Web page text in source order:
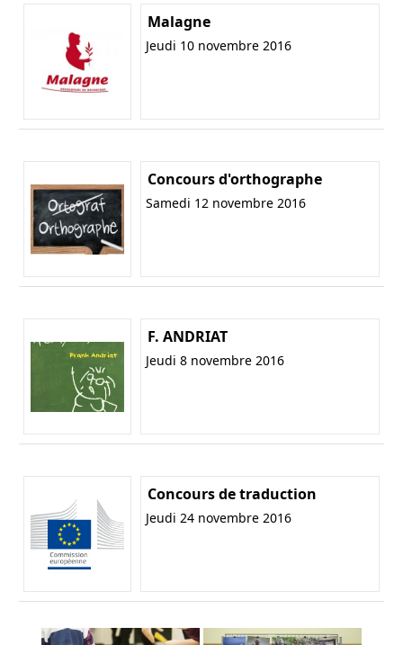
Malagne
Jeudi 10 novembre 2016
Concours d'orthographe
Samedi 12 novembre 2016
F. ANDRIAT
Jeudi 8 novembre 2016
Concours de traduction
Jeudi 24 novembre 2016